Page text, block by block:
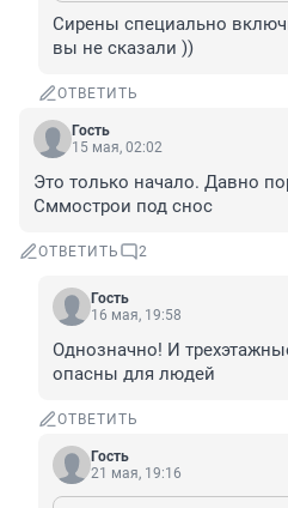
Сирены специально
вы не сказали ))
ОТВЕТИТЬ
Гость
15 мая, 02:02
Это только начало. Давно
Сммострои под снос
ОТВЕТИТЬ 2
Гость
16 мая, 19:58
Однозначно! И
опасны для людей
ОТВЕТИТЬ
Гость
21 мая, 19:16